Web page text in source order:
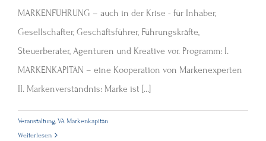
MARKENFÜHRUNG – auch in der Krise - für Inhaber,
Gesellschafter, Geschäftsführer, Führungskräfte,
Steuerberater, Agenturen und Kreative vor. Programm: I.
MARKENKAPITÄN – eine Kooperation von Markenexperten
II. Markenverständnis: Marke ist [...]
Veranstaltung,VA Markenkapitän
Weiterlesen